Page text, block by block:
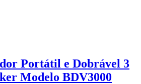
Portátil e Dobrável 3
Modelo BDV3000